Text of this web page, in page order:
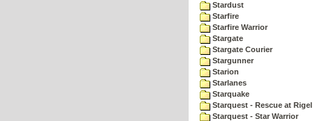
Stardust
Starfire
Starfire Warrior
Stargate
Stargate Courier
Stargunner
Starion
Starlanes
Starquake
Starquest - Rescue at Rigel
Starquest - Star Warrior